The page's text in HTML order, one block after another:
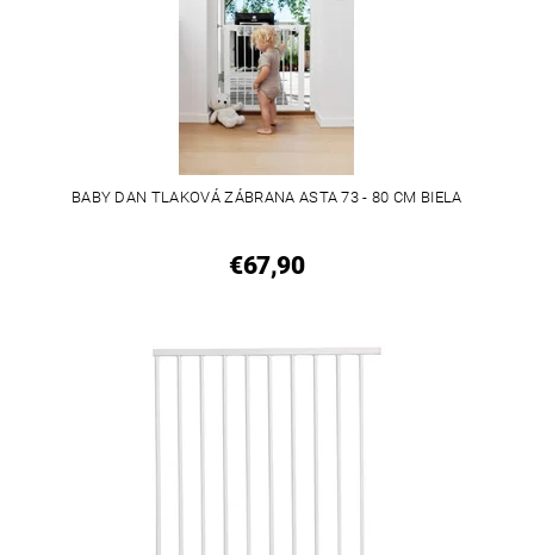
BABY DAN TLAKOVÁ ZÁBRANA ASTA 73 - 80 CM BIELA
€67,90